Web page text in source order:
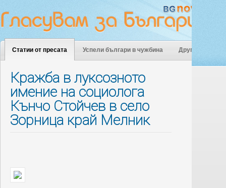
Статии от пресата Успели българи в чужбина Други
Кражба в луксозното
имение на социолога
Кънчо Стойчев в село
Зорница край Мелник